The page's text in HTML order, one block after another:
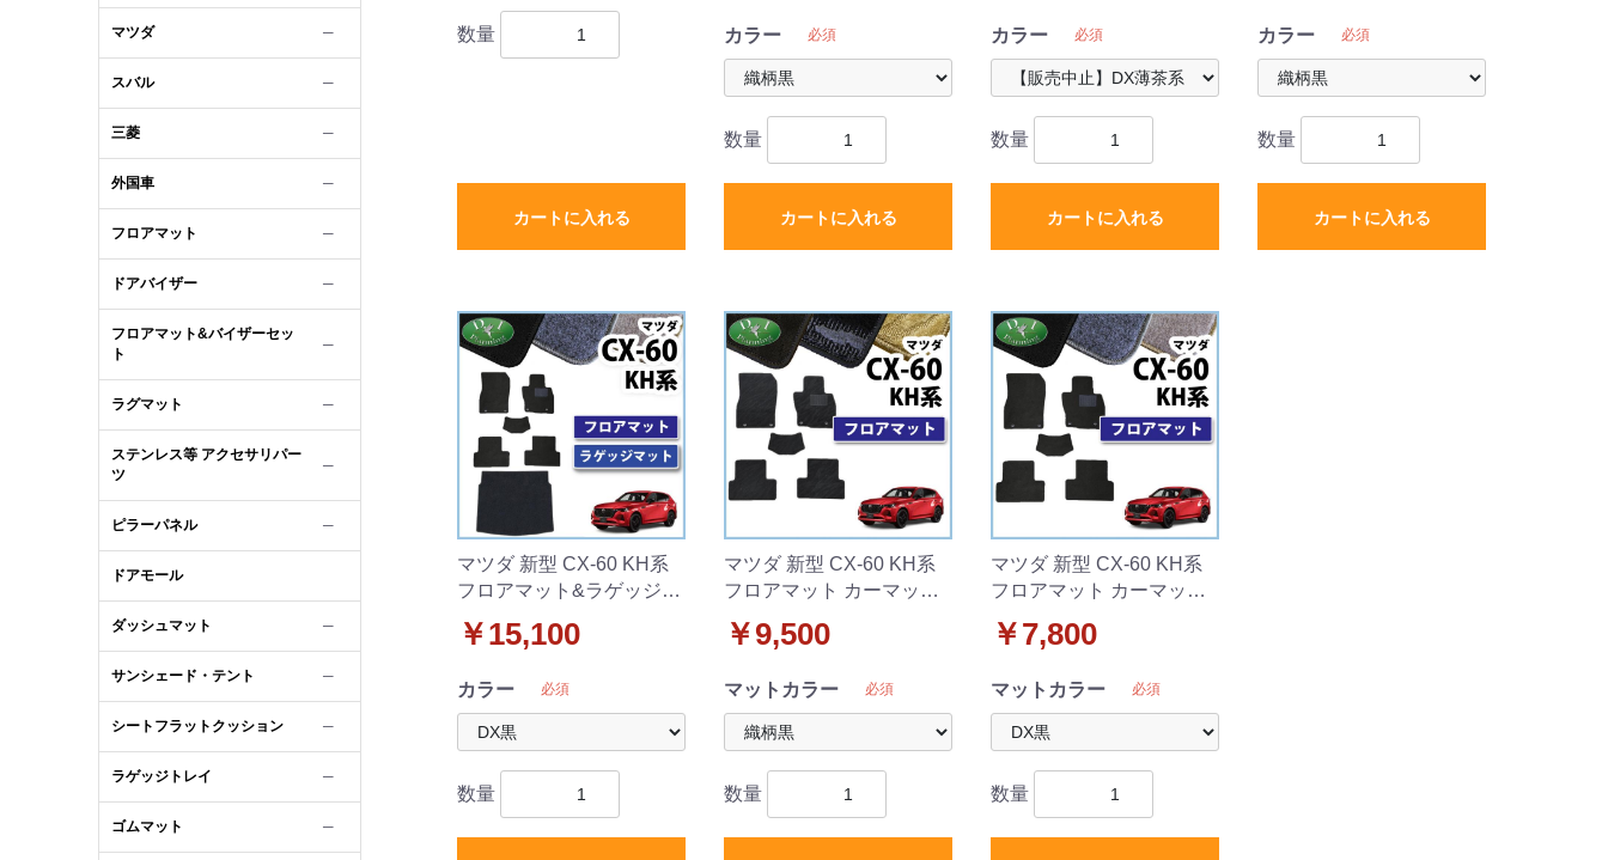
マツダ ─
スバル ─
三菱 ─
外国車 ─
フロアマット ─
ドアバイザー ─
フロアマット&バイザーセッ
ト
─
ラグマット ─
ステンレス等 アクセサリパー
ツ
─
ピラーパネル ─
ドアモール
ダッシュマット ─
サンシェード・テント ─
シートフラットクッション ─
ラゲッジトレイ ─
ゴムマット ─
数量
カートに入れる
カラー 必須
数量
カートに入れる
カラー 必須
数量
カートに入れる
カラー 必須
数量
カートに入れる
マツダ 新型 CX-60 KH系
フロアマット&ラゲッジマ
￥15,100
カラー 必須
数量
マツダ 新型 CX-60 KH系
フロアマット カーマット
￥9,500
マットカラー 必須
数量
マツダ 新型 CX-60 KH系
フロアマット カーマット
￥7,800
マットカラー 必須
数量